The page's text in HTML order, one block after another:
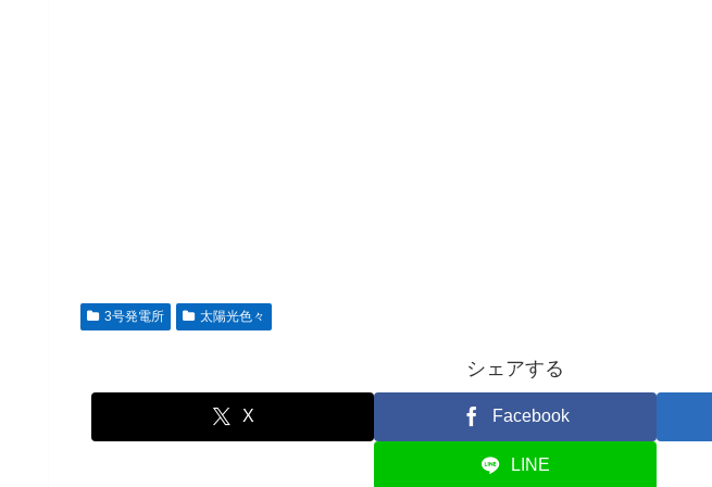
3号発電所 太陽光色々
シェアする
X Facebook
LINE